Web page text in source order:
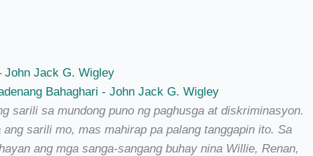
John Jack G. Wigley
sarili sa mundong puno ng paghusga at diskriminasyon.
sarili mo, mas mahirap pa palang tanggapin ito. Sa
ang mga sanga-sangang buhay nina Willie, Renan,